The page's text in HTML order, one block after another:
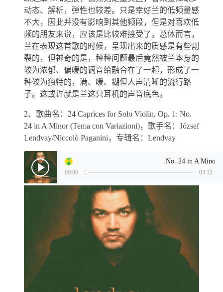
动态、解析，弹性也较差。只是幸好兰的低频量感
不大，因此并没有影响到其他频段，但是对喜欢低
频的朋友来说，应该是比较难接受了。总体而言，
兰在表现这首歌的时候，呈现出来的质感是有些割
裂的，但神奇的是，种种问题最后竟然被兰本身的
较为浓郁、偏暖的调音给融合在了一起，形成了一
种较为独特的，满、暖、糊但人声清晰的流行路
子。这或许就是兰这只耳机的声音底色。
2、歌曲名：24 Caprices for Solo Violin, Op. 1: No.
24 in A Minor (Tema con Variazioni)，歌手名：József
Lendvay/Niccolò Paganini，专辑名：Lendvay